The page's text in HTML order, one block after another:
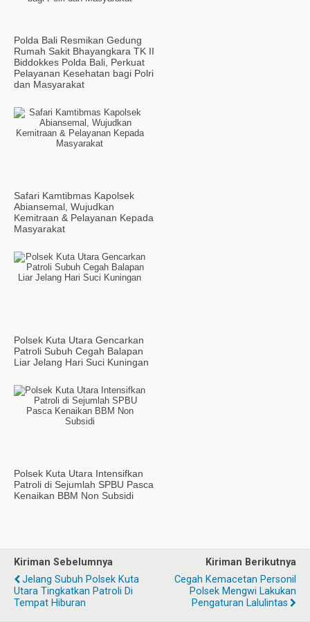
Polda Bali Resmikan Gedung
Rumah Sakit Bhayangkara TK II
Biddokkes Polda Bali, Perkuat
Pelayanan Kesehatan bagi Polri
dan Masyarakat
Safari Kamtibmas Kapolsek
Abiansemal, Wujudkan
Kemitraan & Pelayanan Kepada
Masyarakat
Polsek Kuta Utara Gencarkan
Patroli Subuh Cegah Balapan
Liar Jelang Hari Suci Kuningan
Polsek Kuta Utara Intensifkan
Patroli di Sejumlah SPBU Pasca
Kenaikan BBM Non Subsidi
Kiriman Sebelumnya
Jelang Subuh Polsek Kuta
Utara Tingkatkan Patroli Di
Tempat Hiburan
Kiriman Berikutnya
Cegah Kemacetan Personil
Polsek Mengwi Lakukan
Pengaturan Lalulintas